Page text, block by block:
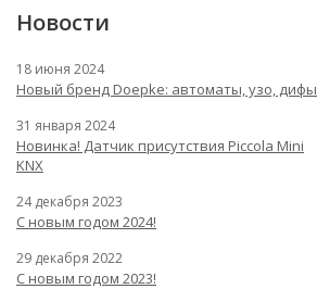
Новости
18 июня 2024
Новый бренд Doepke: автоматы, узо, дифы
31 января 2024
Новинка! Датчик присутствия Piccola Minі
KNX
24 декабря 2023
С новым годом 2024!
29 декабря 2022
С новым годом 2023!